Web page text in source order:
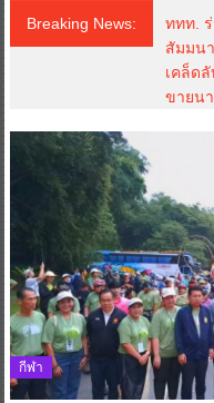
Breaking News:
ททท.
สัมมน
เคล็ด
ขายน
กีฬา